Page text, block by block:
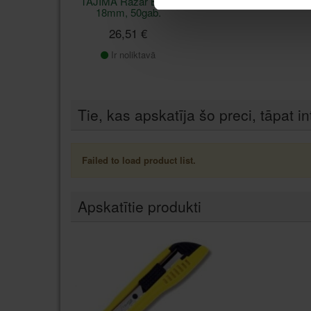
18mm, 50gab.
26,51 €
Ir noliktavā
Tie, kas apskatīja šo preci, tāpat
Failed to load product list.
Apskatītie produkti